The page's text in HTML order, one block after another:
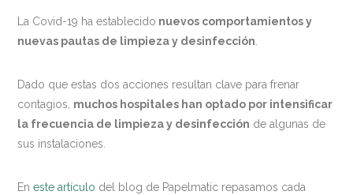
Oficinas
Newsletter
La Covid-19 ha establecido nuevos comportamientos y
nuevas pautas de limpieza y desinfección.
Dado que estas dos acciones resultan clave para frenar
contagios, muchos hospitales han optado por intensificar
la frecuencia de limpieza y desinfección de algunas de
sus instalaciones.
Eneste artículo del blog de Papelmatic repasamos cada